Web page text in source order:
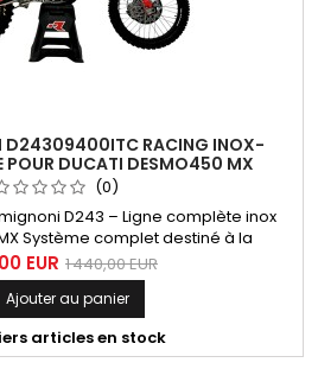
D24309400ITC RACING INOX-
POUR DUCATI DESMO450 MX
(0)
D243 – Ligne complète inox
Système complet destiné à la
en acier inoxydable Silencieux avec
carbone DB Killer amovible Logo
reprogrammation obligatoire
(optionnel) Usage racing / off-
road
EUR 1 440,00 EUR
Ajouter au panier
articles en stock